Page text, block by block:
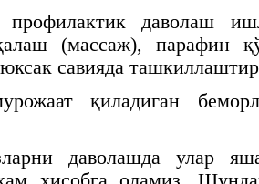
профилактик даволаш
(массаж), парафин
савияда
қиладиган
даволашда улар